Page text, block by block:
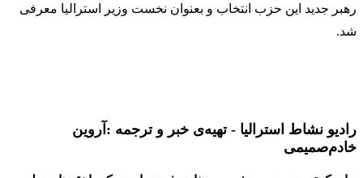
رهبر جدید این حزب انتخاب و بعنوان نخست وزیر استرالیا معرفی
شد.
رادیو نشاط استرالیا - تهیه‌ی خبر و ترجمه :آروین
خادم‌صمیمی